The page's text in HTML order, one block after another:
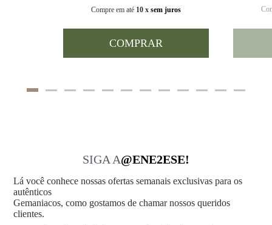
Compre em até 10 x sem juros
COMPRAR
SIGA A@ENE2ESE!
Lá você conhece nossas ofertas semanais exclusivas para os
autênticos
Gemaniacos, como gostamos de chamar nossos queridos
clientes.